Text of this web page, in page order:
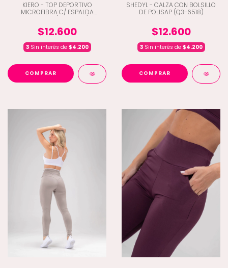
KIERO - TOP DEPORTIVO
MICROFIBRA C/ ESPALDA
$12.600
3Sin interés de $4.200
COMPRAR
SHEDYL - CALZA CON BOLSILLO
DE POLISAP (Q3-6518)
$12.600
3Sin interés de $4.200
COMPRAR